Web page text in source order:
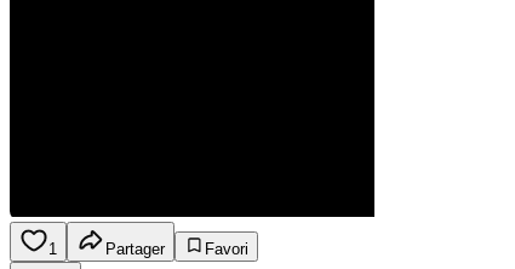
1 Partager
Favori